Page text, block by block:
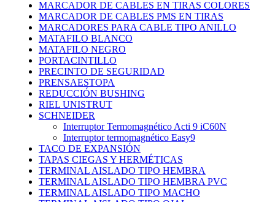
MARCADOR DE CABLES EN TIRAS COLORES
MARCADOR DE CABLES PMS EN TIRAS
MARCADORES PARA CABLE TIPO ANILLO
MATAFILO BLANCO
MATAFILO NEGRO
PORTACINTILLO
PRECINTO DE SEGURIDAD
PRENSAESTOPA
REDUCCIÓN BUSHING
RIEL UNISTRUT
SCHNEIDER
Interruptor Termomagnético Acti 9 iC60N
Interruptor termomagnético Easy9
TACO DE EXPANSIÓN
TAPAS CIEGAS Y HERMÉTICAS
TERMINAL AISLADO TIPO HEMBRA
TERMINAL AISLADO TIPO HEMBRA PVC
TERMINAL AISLADO TIPO MACHO